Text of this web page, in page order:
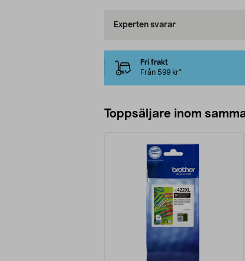
Experten svarar
Fri frakt
Från 599 kr*
Toppsäljare inom